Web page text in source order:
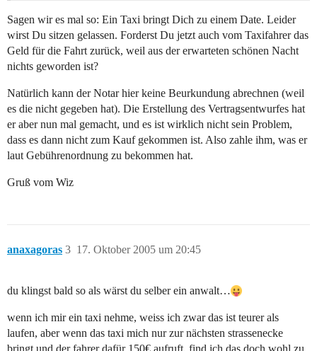
Sagen wir es mal so: Ein Taxi bringt Dich zu einem Date. Leider
wirst Du sitzen gelassen. Forderst Du jetzt auch vom Taxifahrer das
Geld für die Fahrt zurück, weil aus der erwarteten schönen Nacht
nichts geworden ist?
Natürlich kann der Notar hier keine Beurkundung abrechnen (weil
es die nicht gegeben hat). Die Erstellung des Vertragsentwurfes hat
er aber nun mal gemacht, und es ist wirklich nicht sein Problem,
dass es dann nicht zum Kauf gekommen ist. Also zahle ihm, was er
laut Gebührenordnung zu bekommen hat.
Gruß vom Wiz
anaxagoras 17. Oktober 2005 um 20:45
3
du klingst bald so als wärst du selber ein anwalt…
wenn ich mir ein taxi nehme, weiss ich zwar das ist teurer als
laufen, aber wenn das taxi mich nur zur nächsten strassenecke
bringt und der fahrer dafür 150€ aufruft, find ich das doch wohl zu